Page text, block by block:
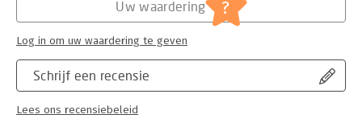
Schrijf een recensie
Lees ons recensiebeleid
Uw waardering ?
Log in om uw waardering te geven